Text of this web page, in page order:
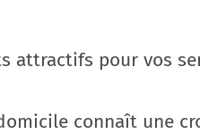
attractifs pour vos
connaît une